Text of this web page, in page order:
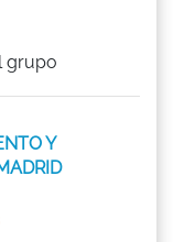
grupo
Y